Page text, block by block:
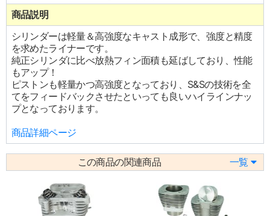
商品説明
シリンダーは軽量＆高強度なキャスト成形で、強度と精度
を求めたライナーです。
純正シリンダに比べ放熱フィン面積も延ばしており、性能
もアップ！
ピストンも軽量かつ高強度となっており、S&Sの技術を全
てをフィードバックさせたといっても良いハイラインナッ
プとなっております。
商品詳細ページ
この商品の関連商品 一覧